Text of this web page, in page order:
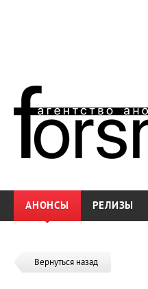
АНОНСЫ РЕЛИЗЫ
Вернуться назад